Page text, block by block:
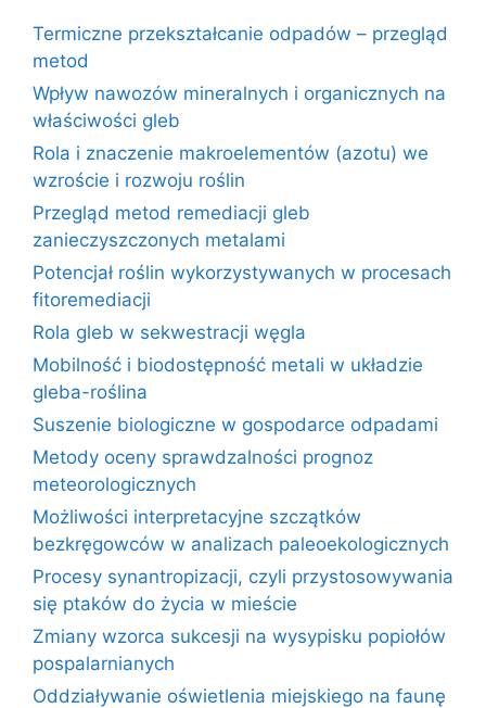
Termiczne przekształcanie odpadów – przegląd
metod
Wpływ nawozów mineralnych i organicznych na
właściwości gleb
Rola i znaczenie makroelementów (azotu) we
wzroście i rozwoju roślin
Przegląd metod remediacji gleb
zanieczyszczonych metalami
Potencjał roślin wykorzystywanych w procesach
fitoremediacji
Rola gleb w sekwestracji węgla
Mobilność i biodostępność metali w układzie
gleba-roślina
Suszenie biologiczne w gospodarce odpadami
Metody oceny sprawdzalności prognoz
meteorologicznych
Możliwości interpretacyjne szczątków
bezkręgowców w analizach paleoekologicznych
Procesy synantropizacji, czyli przystosowywania
się ptaków do życia w mieście
Zmiany wzorca sukcesji na wysypisku popiołów
pospalarnianych
Oddziaływanie oświetlenia miejskiego na faunę